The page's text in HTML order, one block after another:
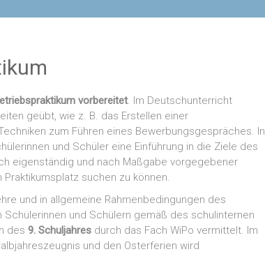
vorbereitet. Im Deutschunterricht
geübt, wie z. B. das Erstellen einer
zum Führen eines Bewerbungsgespräches. In
und Schüler eine Einführung in die Ziele des
eigenständig und nach Maßgabe vorgegebener
suchen zu können.
und in allgemeine Rahmenbedingungen des
und Schülern gemäß des schulinternen
des 9. Schuljahres durch das Fach WiPo vermittelt. Im
und den Osterferien wird